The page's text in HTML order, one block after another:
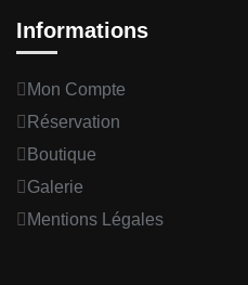
Informations
Mon Compte
Réservation
Boutique
Galerie
Mentions Légales